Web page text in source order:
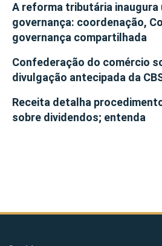
A reforma tributária inaugura
governança: coordenação,
governança compartilhada
Confederação do comércio
divulgação antecipada da
Receita detalha
sobre dividendos; entenda